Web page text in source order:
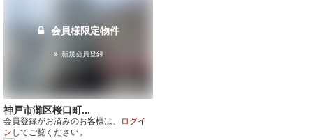
会員様限定物件
新規会員登録
神戸市灘区桜口町...
会員登録がお済みのお客様は、
ログイ
ン してご覧ください。